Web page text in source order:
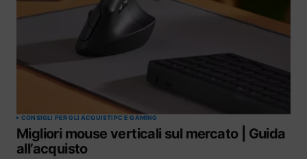
CONSIGLI PER GLI ACQUISTIPC E GAMING
Migliori mouse verticali sul mercato | Guida
all’acquisto